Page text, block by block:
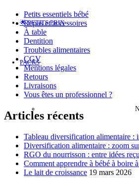
🌟 PETITS PRIX
PACKS
Petits essentiels bébé
Repas et accessoires
À table
Dentition
Troubles alimentaires
CGV
Mentions légales
Retours
Livraisons
Vous êtes un professionnel ?
Articles récents
Tableau diversification alimentaire :
Diversification alimentaire : zoom
RGO du nourrisson : entre idées
Comment apprendre à bébé à boire
Le lait de croissance 19 mars 2026